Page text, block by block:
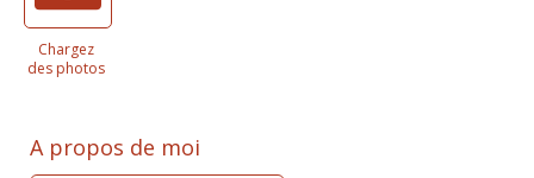
Chargez
des photos
A propos de moi